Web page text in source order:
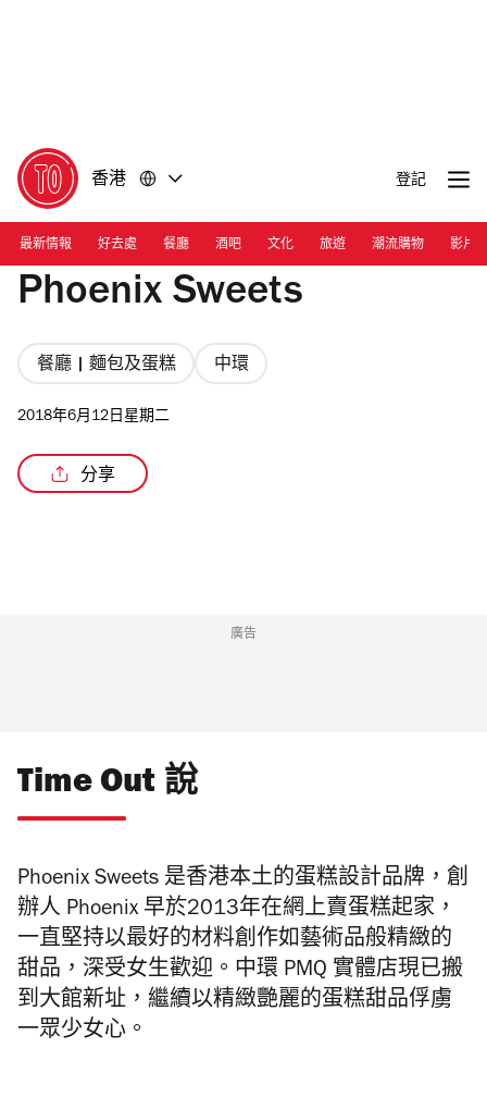
香港 登記
最新情報 好去處 餐廳 酒吧 文化 旅遊 潮流購物 影片
Phoenix Sweets
餐廳 | 麵包及蛋糕 中環
2018年6月12日星期二
分享
廣告
Time Out 說
Phoenix Sweets 是香港本土的蛋糕設計品牌，創
辦人 Phoenix 早於2013年在網上賣蛋糕起家，
一直堅持以最好的材料創作如藝術品般精緻的
甜品，深受女生歡迎。中環 PMQ 實體店現已搬
到大館新址，繼續以精緻艷麗的蛋糕甜品俘虜
一眾少女心。